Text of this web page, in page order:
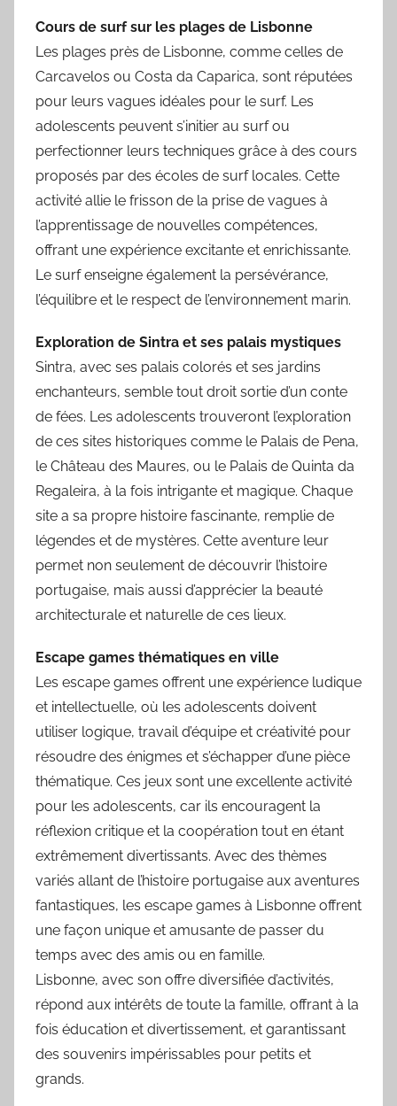
Cours de surf sur les plages de Lisbonne
Les plages près de Lisbonne, comme celles de
Carcavelos ou Costa da Caparica, sont réputées
pour leurs vagues idéales pour le surf. Les
adolescents peuvent s’initier au surf ou
perfectionner leurs techniques grâce à des cours
proposés par des écoles de surf locales. Cette
activité allie le frisson de la prise de vagues à
l’apprentissage de nouvelles compétences,
offrant une expérience excitante et enrichissante.
Le surf enseigne également la persévérance,
l’équilibre et le respect de l’environnement marin.
Exploration de Sintra et ses palais mystiques
Sintra, avec ses palais colorés et ses jardins
enchanteurs, semble tout droit sortie d’un conte
de fées. Les adolescents trouveront l’exploration
de ces sites historiques comme le Palais de Pena,
le Château des Maures, ou le Palais de Quinta da
Regaleira, à la fois intrigante et magique. Chaque
site a sa propre histoire fascinante, remplie de
légendes et de mystères. Cette aventure leur
permet non seulement de découvrir l’histoire
portugaise, mais aussi d’apprécier la beauté
architecturale et naturelle de ces lieux.
Escape games thématiques en ville
Les escape games offrent une expérience ludique
et intellectuelle, où les adolescents doivent
utiliser logique, travail d’équipe et créativité pour
résoudre des énigmes et s’échapper d’une pièce
thématique. Ces jeux sont une excellente activité
pour les adolescents, car ils encouragent la
réflexion critique et la coopération tout en étant
extrêmement divertissants. Avec des thèmes
variés allant de l’histoire portugaise aux aventures
fantastiques, les escape games à Lisbonne offrent
une façon unique et amusante de passer du
temps avec des amis ou en famille.
Lisbonne, avec son offre diversifiée d’activités,
répond aux intérêts de toute la famille, offrant à la
fois éducation et divertissement, et garantissant
des souvenirs impérissables pour petits et
grands.